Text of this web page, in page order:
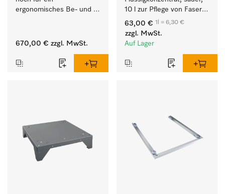
ergonomisches Be- und
Trockner.
670,00 € zzgl. MwSt.
10 l zur Pflege von Fasern
für eine langfristige
Geschmeidigkeit der
Textilien.
63,00 € 1l = 6,30 €
zzgl. MwSt.
Auf Lager